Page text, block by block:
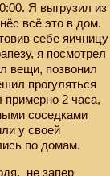
Я выгрузил из
всё это в дом.
себе яичницу
я посмотрел
вещи, позвонил
прогуляться
примерно 2 часа,
соседками
у своей
по домам.
не запер